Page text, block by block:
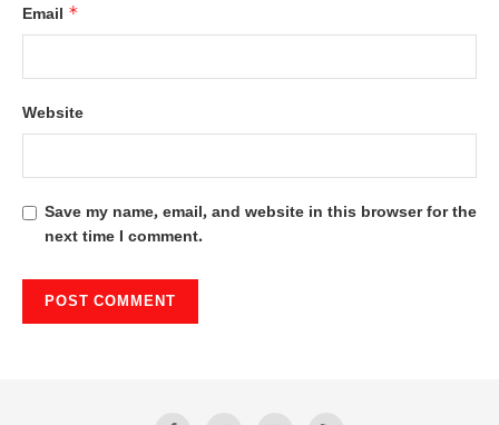
Email *
Website
Save my name, email, and website in this browser for the
next time I comment.